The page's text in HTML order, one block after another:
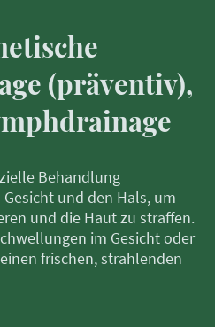
(präventiv),
Behandlung
und den Hals, um
und die Haut zu straffen.
im Gesicht oder
frischen, strahlenden